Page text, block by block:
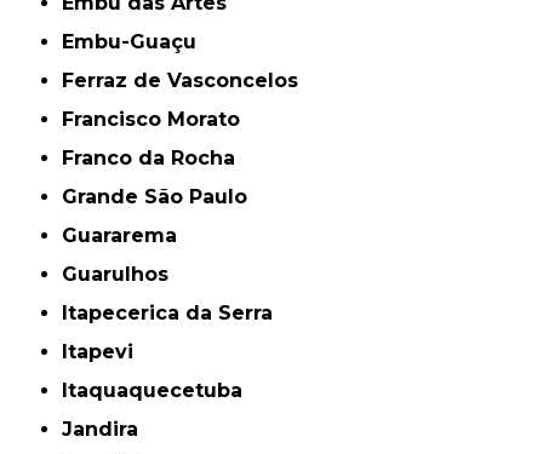
Embu-Guaçu
Ferraz de Vasconcelos
Francisco Morato
Franco da Rocha
Grande São Paulo
Guararema
Guarulhos
Itapecerica da Serra
Itapevi
Itaquaquecetuba
Jandira